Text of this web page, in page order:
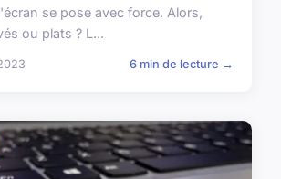
se pose avec force. Alors,
ou plats ? L...
6 min de lecture →